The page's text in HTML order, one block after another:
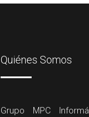
Quiénes Somos
Grupo MPC